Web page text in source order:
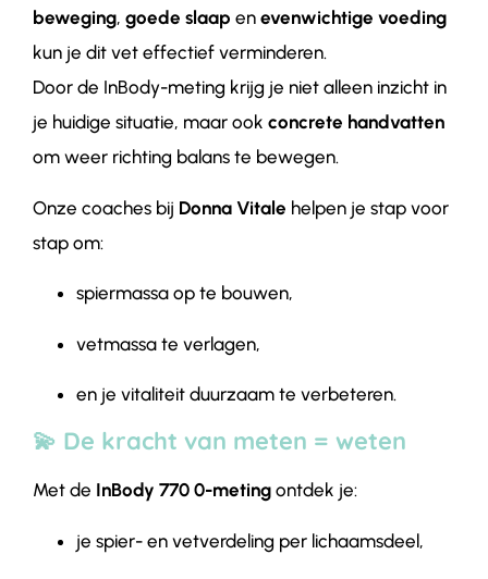
beweging, goede slaap en evenwichtige voeding
kun je dit vet effectief verminderen.
Door de InBody-meting krijg je niet alleen inzicht in
je huidige situatie, maar ook concrete handvatten
om weer richting balans te bewegen.
Onze coaches bij Donna Vitale helpen je stap voor
stap om:
spiermassa op te bouwen,
vetmassa te verlagen,
en je vitaliteit duurzaam te verbeteren.
💫 De kracht van meten = weten
Met de InBody 770 0-meting ontdek je:
je spier- en vetverdeling per lichaamsdeel,